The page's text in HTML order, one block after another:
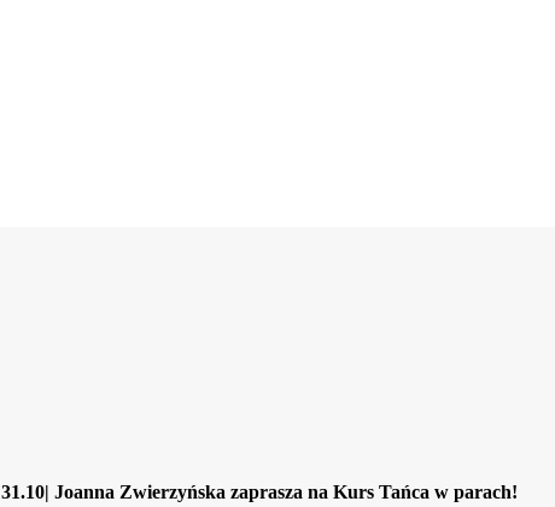
31.10| Joanna Zwierzyńska zaprasza na Kurs Tańca w parach!